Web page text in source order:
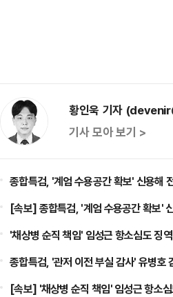
황인욱 기자
기사 모아 보기 >
종합특검, '계엄 수용공간 확보' 신용해
[속보] 종합특검, '계엄 수용공간 확보'
'채상병 순직 책임' 임성근 항소심도 징
종합특검, '관저 이전 부실 감사' 유병호
[속보] '채상병 순직 책임' 임성근 항소